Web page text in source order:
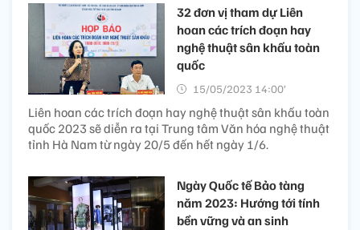
32 đơn vị tham dự Liên
hoan các trích đoạn hay
nghệ thuật sân khấu toàn
quốc
15/05/2023 14:00’
Liên hoan các trích đoạn hay nghệ thuật sân khấu toàn
quốc 2023 sẽ diễn ra tại Trung tâm Văn hóa nghệ thuật
tỉnh Hà Nam từ ngày 20/5 đến hết ngày 1/6.
Ngày Quốc tế Bảo tàng
năm 2023: Hướng tới tính
bền vững và an sinh